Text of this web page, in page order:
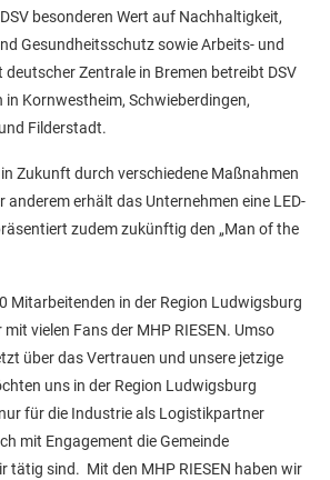
besonderen Wert auf Nachhaltigkeit,
Gesundheitsschutz sowie Arbeits- und
Zentrale in Bremen betreibt DSV
Kornwestheim, Schwieberdingen,
Filderstadt.
Zukunft durch verschiedene Maßnahmen
erhält das Unternehmen eine LED-
zudem zukünftig den „Man of the
Mitarbeitenden in der Region Ludwigsburg
vielen Fans der MHP RIESEN. Umso
über das Vertrauen und unsere jetzige
uns in der Region Ludwigsburg
für die Industrie als Logistikpartner
mit Engagement die Gemeinde
tätig sind. Mit den MHP RIESEN haben wir